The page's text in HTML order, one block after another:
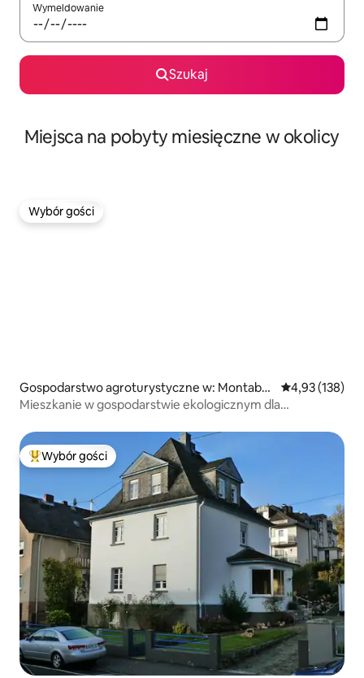
Wymeldowanie
Szukaj
Miejsca na pobyty miesięczne w okolicy
Wybór gości
Wybór gości
Gospodarstwo agroturystyczne w: Montaba
ur
Średnia
4,93 (138)
Mieszkanie w gospodarstwie ekologicznym dla
Najpopularniejsze z kategorii Wybór gości
Wybór gości